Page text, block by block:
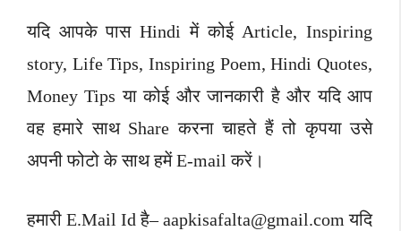
यदि आपके पास Hindi में कोई Article, Inspiring
story, Life Tips, Inspiring Poem, Hindi Quotes,
Money Tips या कोई और जानकारी है और यदि आप
वह हमारे साथ Share करना चाहते हैं तो कृपया उसे
अपनी फोटो के साथ हमें E-mail करें।
हमारी E.Mail Id है–aapkisafalta@gmail.com यदि